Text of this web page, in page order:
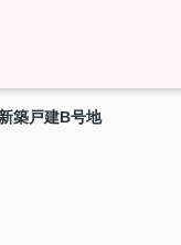
築戸建B号地